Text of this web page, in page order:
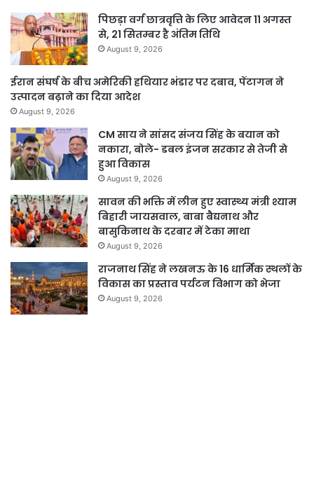
पिछड़ा वर्ग छात्रवृत्ति के लिए आवेदन 11 अगस्त
से, 21 सितम्बर है अंतिम तिथि
August 9, 2026
ईरान संघर्ष के बीच अमेरिकी हथियार भंडार पर दबाव, पेंटागन ने
उत्पादन बढ़ाने का दिया आदेश
August 9, 2026
CM साय ने सांसद संजय सिंह के बयान को
नकारा, बोले- डबल इंजन सरकार से तेजी से
हुआ विकास
August 9, 2026
सावन की भक्ति में लीन हुए स्वास्थ्य मंत्री श्याम
बिहारी जायसवाल, बाबा बैद्यनाथ और
बासुकिनाथ के दरबार में टेका माथा
August 9, 2026
राजनाथ सिंह ने लखनऊ के 16 धार्मिक स्थलों के
विकास का प्रस्ताव पर्यटन विभाग को भेजा
August 9, 2026